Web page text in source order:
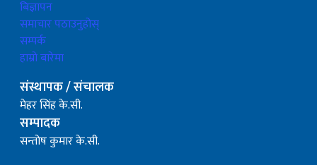
बिज्ञापन
समाचार पठाउनुहोस्
सम्पर्क
हाम्रो बारेमा
संस्थापक / संचालक
मेहर सिंह के.सी.
सम्पादक
सन्तोष कुमार के.सी.